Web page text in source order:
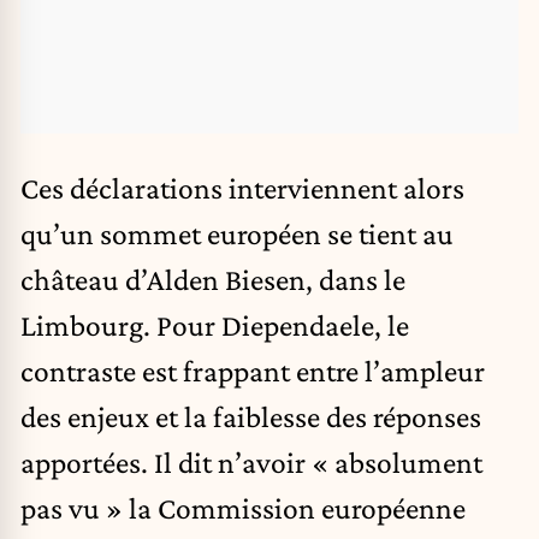
Ces déclarations interviennent alors
qu’un sommet européen se tient au
château d’Alden Biesen, dans le
Limbourg. Pour Diependaele, le
contraste est frappant entre l’ampleur
des enjeux et la faiblesse des réponses
apportées. Il dit n’avoir « absolument
pas vu » la Commission européenne